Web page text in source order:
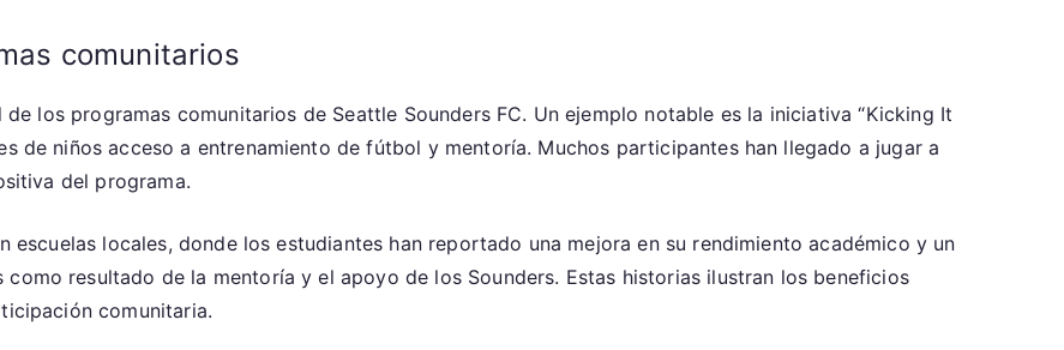
comunitarios
los programas comunitarios de Seattle Sounders FC. Un ejemplo notable es la iniciativa “Kicking It
de niños acceso a entrenamiento de fútbol y mentoría. Muchos participantes han llegado a jugar a
del programa.
locales, donde los estudiantes han reportado una mejora en su rendimiento académico y un
resultado de la mentoría y el apoyo de los Sounders. Estas historias ilustran los beneficios
comunitaria.